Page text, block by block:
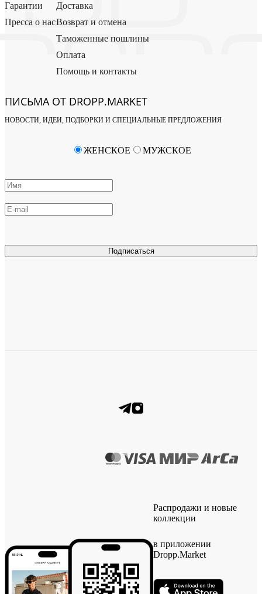
Гарантии
Пресса о нас
Доставка
Возврат и отмена
Таможенные пошлины
Оплата
Помощь и контакты
ПИСЬМА ОТ DROPP.MARKET
НОВОСТИ, ИДЕИ, ПОДБОРКИ И СПЕЦИАЛЬНЫЕ ПРЕДЛОЖЕНИЯ
Подписаться
ЖЕНСКОЕ МУЖСКОЕ
Распродажи и новые
коллекции
в приложении
Dropp.Market